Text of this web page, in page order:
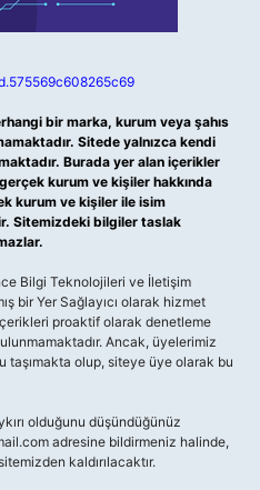
bir marka, kurum veya şahıs
Sitede yalnızca kendi
Burada yer alan içerikler
kurum ve kişiler hakkında
kurum ve kişiler ile isim
Sitemizdeki bilgiler taslak
Bilgi Teknolojileri ve İletişim
bir Yer Sağlayıcı olarak hizmet
proaktif olarak denetleme
Ancak, üyelerimiz
taşımakta olup, siteye üye olarak bu
olduğunu düşündüğünüz
adresine bildirmeniz halinde,
kaldırılacaktır.